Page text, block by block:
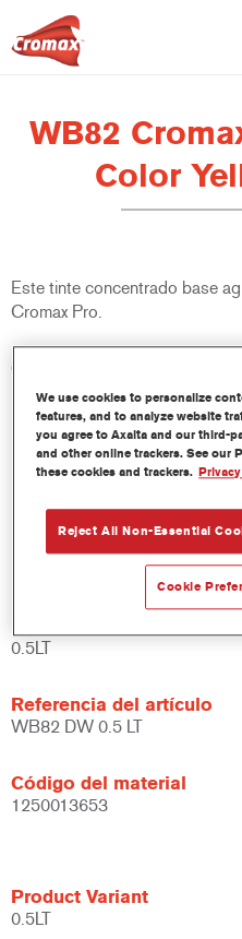
WB82
Color
Este tinte concentrado base
Cromax Pro.
Características del
Excelente cubrición con una
Aplicación rápida y
productividad.
Forma parte de un
Amplias posibilidades de
Versátil - se puede usar en
y utilizando distintas
0.5LT
Referencia del artículo
WB82 DW 0.5 LT
Código del material
1250013653
Product Variant
0.5LT
We use cookies to personalize
features, and to analyze website
you agree to Axalta and our third-
and other online trackers. See our
these cookies and trackers.
Reject All Non-Essential
Cookie